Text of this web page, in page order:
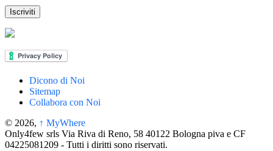
Dicono di Noi
Sitemap
Collabora con Noi
© 2026, ↑ MyWhere
Only4few srls Via Riva di Reno, 58 40122 Bologna piva e CF
04225081209 - Tutti i diritti sono riservati.